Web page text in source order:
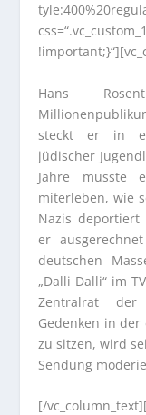
Hans
steckt er in
jüdischer
Jahre musste
miterleben, wie
Nazis
er
deutschen
„Dalli Dalli“ im
Zentralrat
Gedenken in
zu sitzen, wird
Sendung
[/